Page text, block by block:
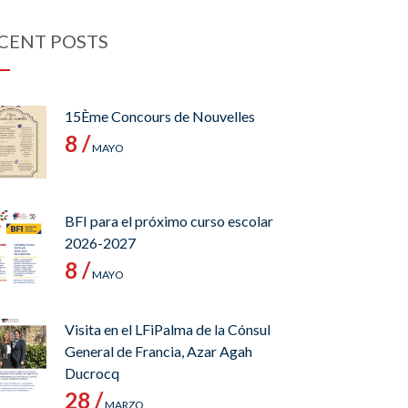
POSTS
15Ème Concours de Nouvelles
8 /MAYO
BFI para el próximo curso escolar
2026-2027
8 /MAYO
Visita en el LFiPalma de la Cónsul
General de Francia, Azar Agah
Ducrocq
28 /MARZO